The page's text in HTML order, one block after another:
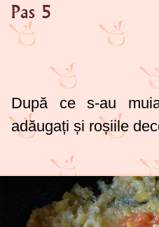
Pas 5
După ce s-au
adăugați și roșiile